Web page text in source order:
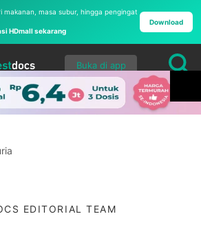
makanan, masa subur, hingga pengingat
HDmall sekarang
Download
Buka di app
EDITORIAL TEAM